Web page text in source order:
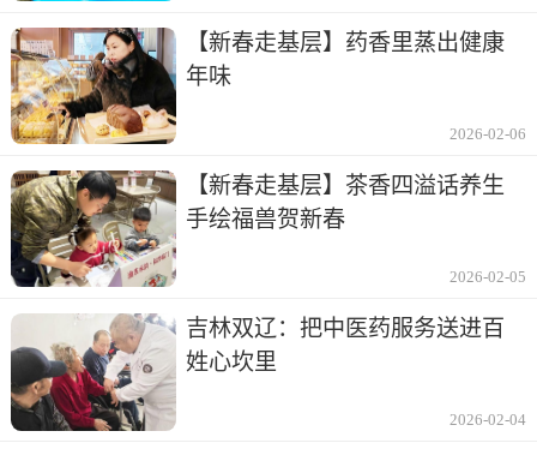
【新春走基层】药香里蒸出健康
年味
2026-02-06
【新春走基层】茶香四溢话养生
手绘福兽贺新春
2026-02-05
吉林双辽：把中医药服务送进百
姓心坎里
2026-02-04